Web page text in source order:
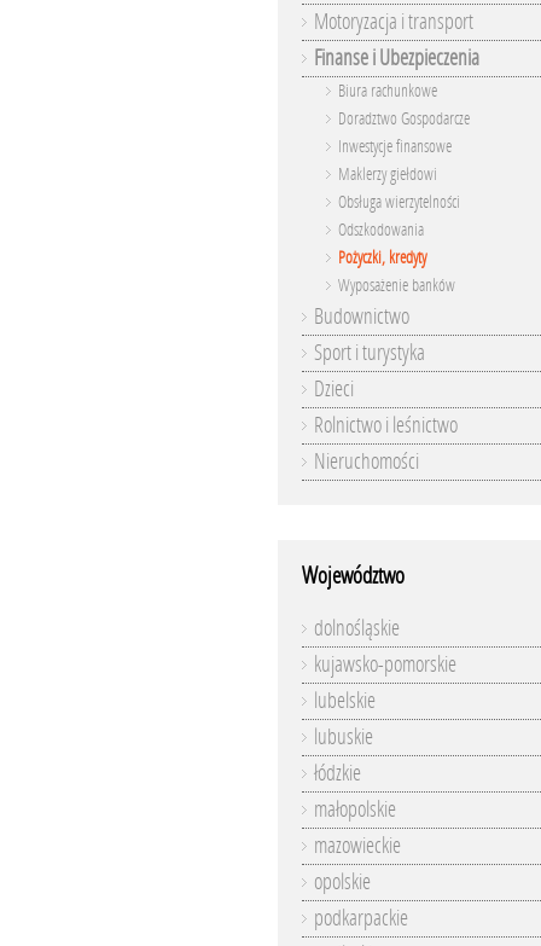
Motoryzacja i transport
Finanse i Ubezpieczenia
Biura rachunkowe
Doradztwo Gospodarcze
Inwestycje finansowe
Maklerzy giełdowi
Obsługa wierzytelności
Odszkodowania
Pożyczki, kredyty
Wyposażenie banków
Budownictwo
Sport i turystyka
Dzieci
Rolnictwo i leśnictwo
Nieruchomości
Województwo
dolnośląskie
kujawsko-pomorskie
lubelskie
lubuskie
łódzkie
małopolskie
mazowieckie
opolskie
podkarpackie